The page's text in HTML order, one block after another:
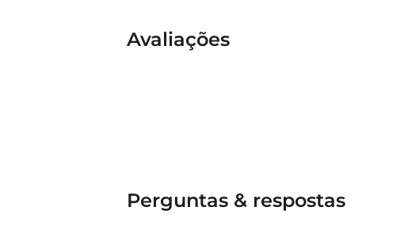
Avaliações
Perguntas & respostas